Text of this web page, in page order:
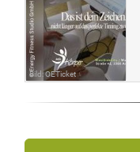
Bild: OETicket